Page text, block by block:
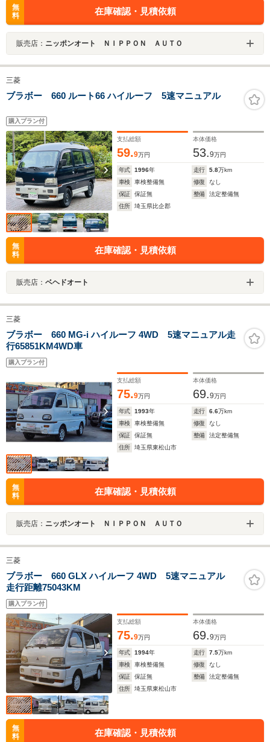
無
料
在庫確認・見積依頼
販売店： ニッポンオート ＮＩＰＰＯＮ ＡＵＴＯ
三菱
ブラボー 660 ルート66 ハイルーフ 5速マニュアル
購入プラン付
支払総額
59.9万円
本体価格
53.9万円
年式 1996年 走行 5.8万km
車検
車検整備無 修復
なし
保証
保証無 整備
法定整備無
住所
埼玉県比企郡
無
料
在庫確認・見積依頼
販売店： ベヘドオート
三菱
ブラボー 660 MG-i ハイルーフ 4WD 5速マニュアル走
行65851KM4WD車
購入プラン付
支払総額
75.9万円
本体価格
69.9万円
年式 1993年 走行 6.6万km
車検
車検整備無 修復
なし
保証
保証無 整備
法定整備無
住所
埼玉県東松山市
無
料
在庫確認・見積依頼
販売店： ニッポンオート ＮＩＰＰＯＮ ＡＵＴＯ
三菱
ブラボー 660 GLX ハイルーフ 4WD 5速マニュアル
走行距離75043KM
購入プラン付
支払総額
75.9万円
本体価格
69.9万円
年式 1994年 走行 7.5万km
車検
車検整備無 修復
なし
保証
保証無 整備
法定整備無
住所
埼玉県東松山市
無
料
在庫確認・見積依頼